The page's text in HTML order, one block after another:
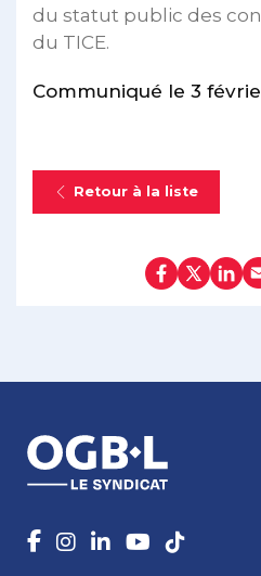
du statut public des
du TICE.
Communiqué le 3
Retour à la liste